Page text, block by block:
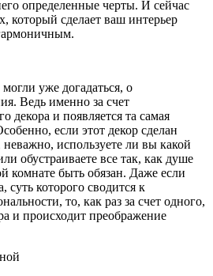
определенные черты. И сейчас
который сделает ваш интерьер
уже догадаться, о
Ведь именно за счет
декора и появляется та самая
если этот декор сделан
используете ли вы какой
обустраиваете все так, как душе
комнате быть обязан. Даже если
суть которого сводится к
то, как раз за счет одного,
и происходит преображение